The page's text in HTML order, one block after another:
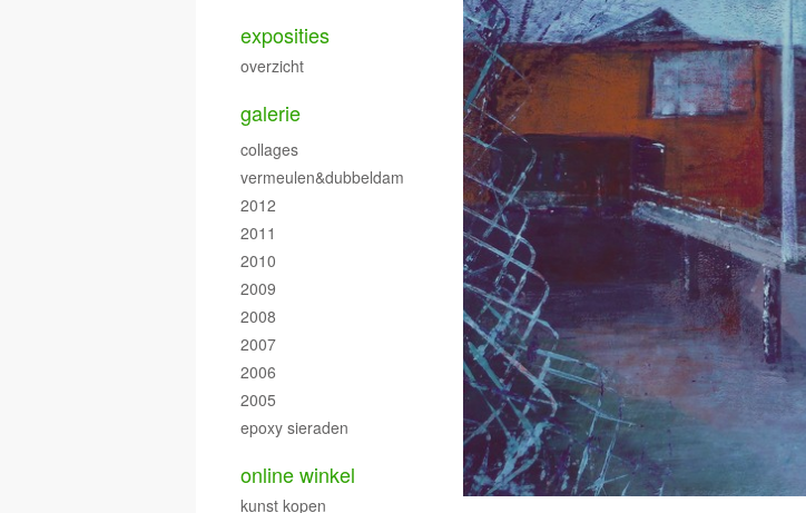
exposities
overzicht
galerie
collages
vermeulen&dubbeldam
2012
2011
2010
2009
2008
2007
2006
2005
epoxy sieraden
online winkel
kunst kopen